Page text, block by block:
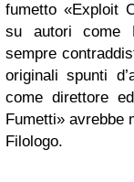
fumetto «Exploit
su autori come
sempre
originali spunti
come direttore
Fumetti» avrebbe
Filologo.